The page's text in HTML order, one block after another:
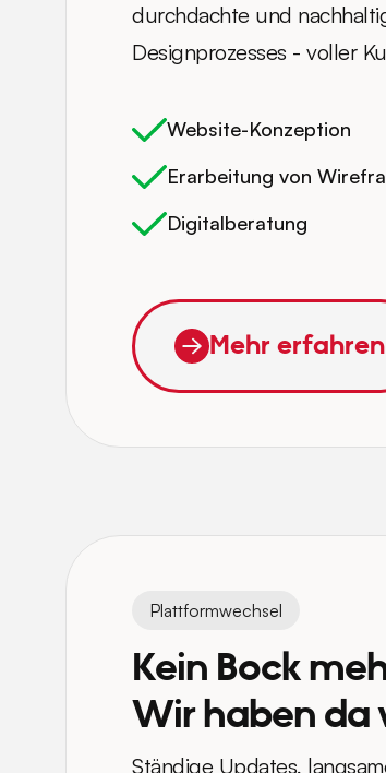
durchdachte und
Designprozesses - voller
Website-Konzeption
Erarbeitung von
Digitalberatung
Mehr erfahren
Plattformwechsel
Kein Bock
Wir haben da
Ständige Updates,